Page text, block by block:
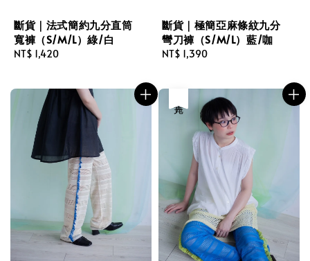
斷貨｜法式簡約九分直筒
寬褲（S/M/L）綠/白
Regular
NT$ 1,420
斷貨｜極簡亞麻條紋九分
彎刀褲（S/M/L）藍/咖
Regular
NT$ 1,390